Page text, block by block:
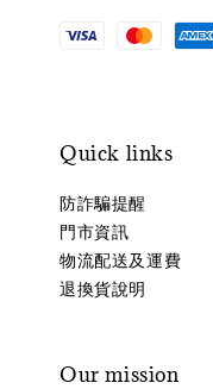
Quick links
防詐騙提醒
門市資訊
物流配送及運費
退換貨說明
Our mission